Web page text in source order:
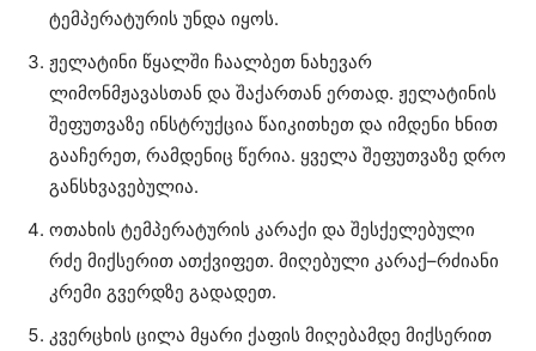
ტემპერატურის უნდა იყოს.
ჟელატინი წყალში ჩაალბეთ ნახევარ
ლიმონმჟავასთან და შაქართან ერთად. ჟელატინის
შეფუთვაზე ინსტრუქცია წაიკითხეთ და იმდენი ხნით
გააჩერეთ, რამდენიც წერია. ყველა შეფუთვაზე დრო
განსხვავებულია.
ოთახის ტემპერატურის კარაქი და შესქელებული
რძე მიქსერით ათქვიფეთ. მიღებული კარაქ–რძიანი
კრემი გვერდზე გადადეთ.
კვერცხის ცილა მყარი ქაფის მიღებამდე მიქსერით